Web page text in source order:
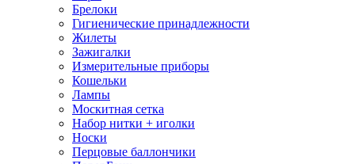
Брелоки
Гигиенические принадлежности
Жилеты
Зажигалки
Измерительные приборы
Кошельки
Лампы
Москитная сетка
Набор нитки + иголки
Носки
Перцовые баллончики